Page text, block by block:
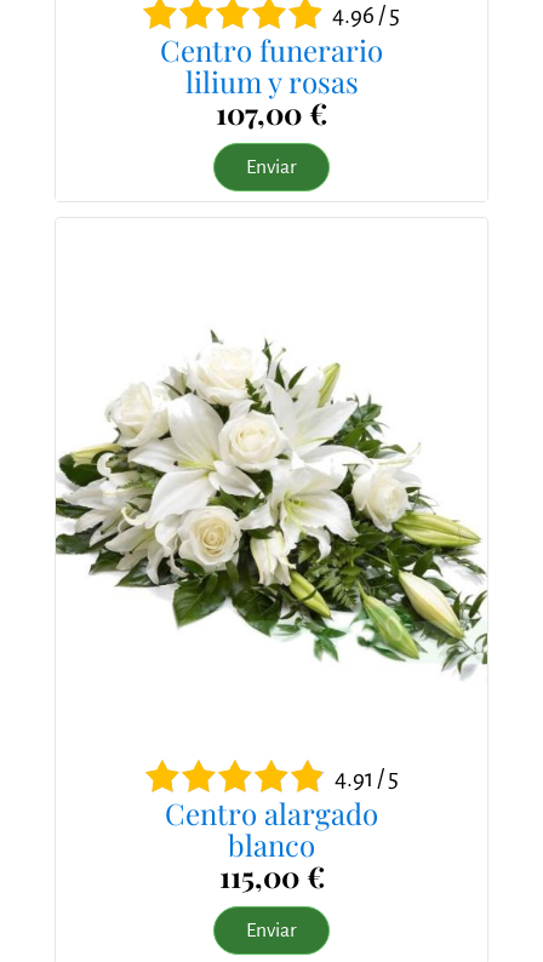
4.96 / 5
Centro funerario
lilium y rosas
107,00 €
Enviar
4.91 / 5
Centro alargado
blanco
115,00 €
Enviar